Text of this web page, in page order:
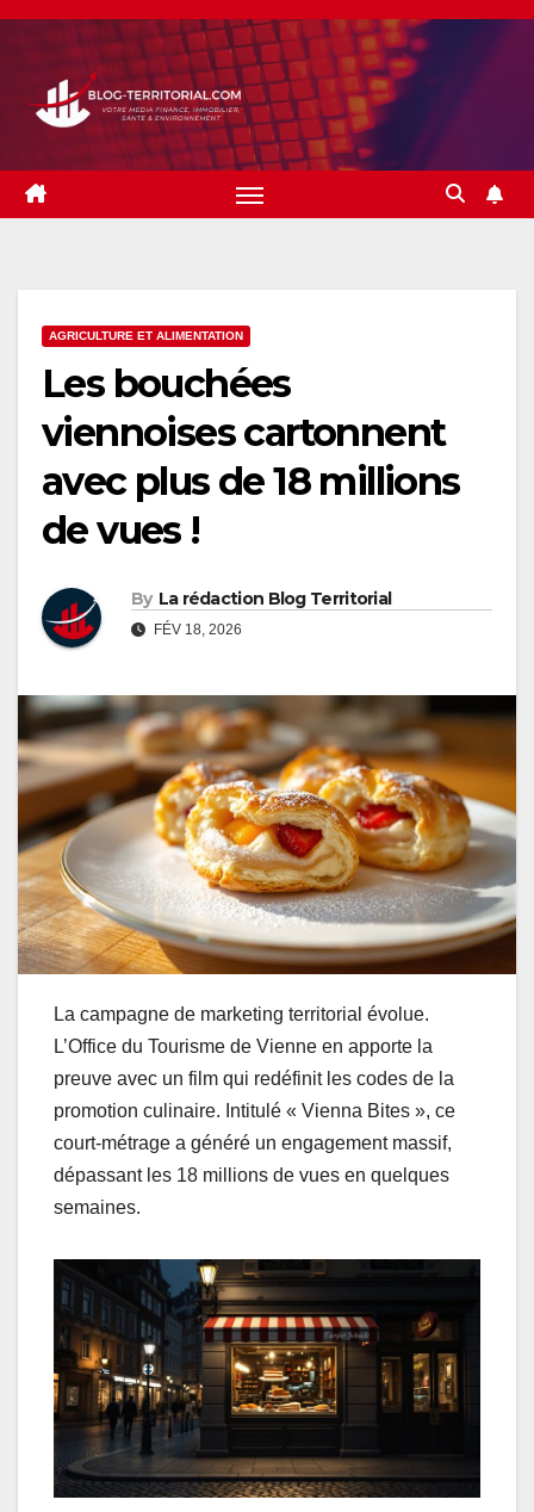
Skip
content
AGRICULTURE ET ALIMENTATION
Les bouchées
viennoises cartonnent
avec plus de 18 millions
de vues !
By La rédaction Blog Territorial
FÉV 18, 2026
La campagne de marketing territorial évolue.
L’Office du Tourisme de Vienne en apporte la
preuve avec un film qui redéfinit les codes de la
promotion culinaire. Intitulé « Vienna Bites », ce
court-métrage a généré un engagement massif,
dépassant les 18 millions de vues en quelques
semaines.